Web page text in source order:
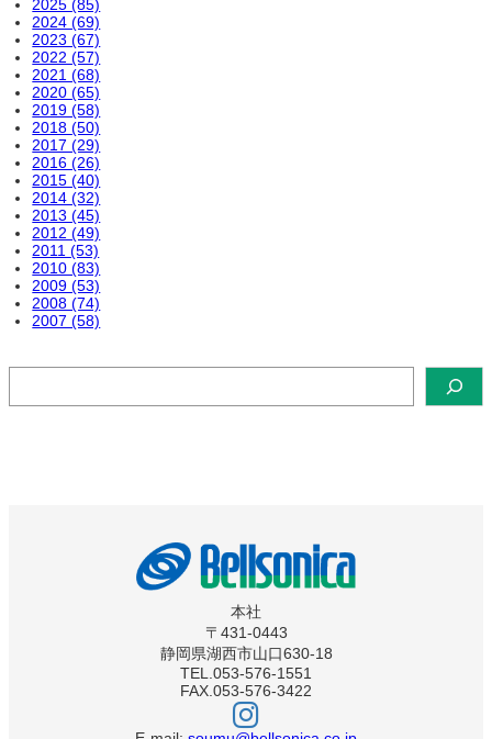
2025 (85)
2024 (69)
2023 (67)
2022 (57)
2021 (68)
2020 (65)
2019 (58)
2018 (50)
2017 (29)
2016 (26)
2015 (40)
2014 (32)
2013 (45)
2012 (49)
2011 (53)
2010 (83)
2009 (53)
2008 (74)
2007 (58)
本社
〒431-0443
静岡県湖西市山口630-18
TEL.053-576-1551
FAX.053-576-3422
ベ
ル